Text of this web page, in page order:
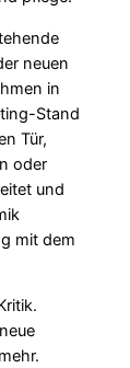
neuen
in
Stand
Tür,
oder
und
mit dem